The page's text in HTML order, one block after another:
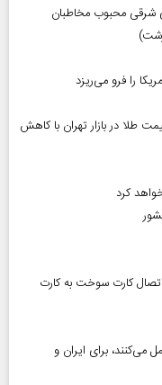
شرقی محبوب مخاطبان
را فرو می‌ریزد
۱۱ مرداد ۱۴۰۵ | افت قیمت طلا در بازار تهران با کاهش
کرد
اتصال کارت سوخت به کارت
برای ایران و